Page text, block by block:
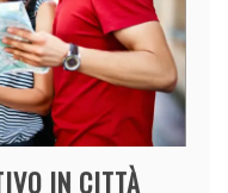
IN CITTÀ